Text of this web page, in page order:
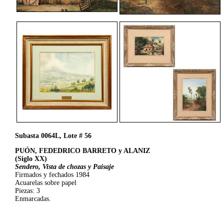
Subasta 0064L, Lote # 56
PUÓN, FEDEDRICO BARRETO y ALANIZ
(Siglo XX)
Sendero, Vista de chozas y Paisaje
Firmados y fechados 1984
Acuarelas sobre papel
Piezas: 3
Enmarcadas.